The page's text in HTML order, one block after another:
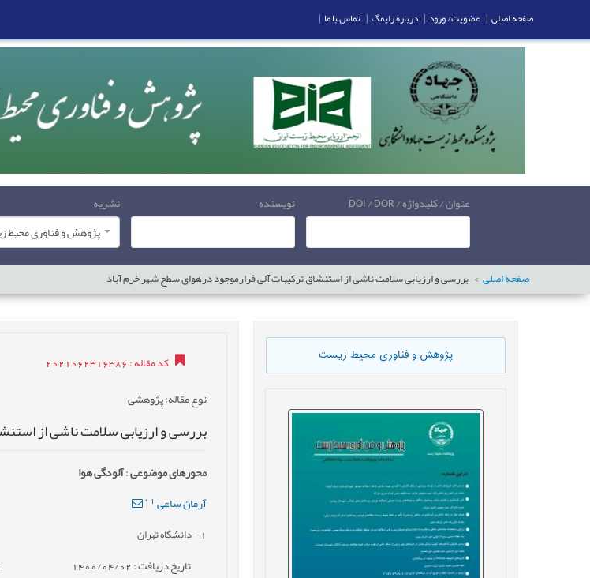
عنوان / کلیدواژه / DOI / DOR نویسنده
نشریه
پژوهش و فناوری محیط
صفحه اصلی بررسی و ارزیابی سلامت ناشی از استنشاق ترکیبات آلی فرارموجود درهوای سطح شهر خرم آباد
پژوهش و فناوری محیط زیست کد مقاله: 2021062316386
نوع مقاله: پژوهشی
بررسی و ارزیابی سلامت ناشی از
محورهای موضوعی:آلودگی هوا
آرمان ساعی 1
*
1 - دانشگاه تهران
تاریخ دریافت : 1400/04/02
صفحه اصلی | عضویت/ ورود | درباره رایمگ | تماس با ما |